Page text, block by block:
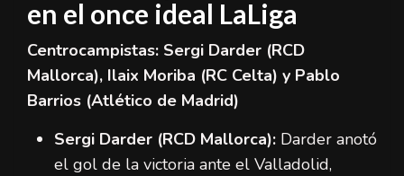
en el once ideal LaLiga
Centrocampistas: Sergi Darder (RCD
Mallorca), Ilaix Moriba (RC Celta) y Pablo
Barrios (Atlético de Madrid)
Sergi Darder (RCD Mallorca): Darder anotó
el gol de la victoria ante el Valladolid,